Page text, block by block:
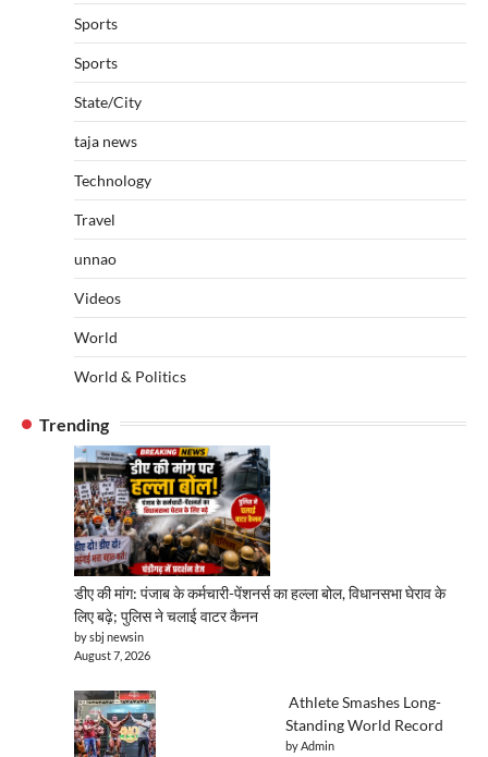
Sports
Sports
State/City
taja news
Technology
Travel
unnao
Videos
World
World & Politics
Trending
डीए की मांग: पंजाब के कर्मचारी-पेंशनर्स का हल्ला बोल, विधानसभा घेराव के
लिए बढ़े; पुलिस ने चलाई वाटर कैनन
by sbj newsin
August 7, 2026
Athlete Smashes Long-
Standing World Record
by Admin